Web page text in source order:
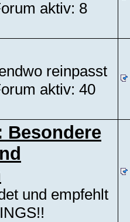
aktiv: 8
reinpasst
aktiv: 40
Besondere
und empfehlt